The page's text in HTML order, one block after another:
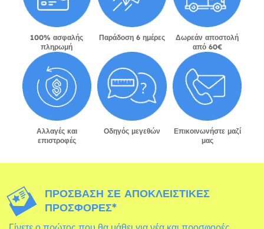
100% ασφαλής
πληρωμή
Παράδοση 6 ημέρες
Δωρεάν αποστολή
από 60€
Αλλαγές και
επιστροφές
Οδηγός μεγεθών
Επικοινωνήστε μαζί
μας
ΠΡΌΣΒΑΣΗ ΣΕ ΑΠΟΚΛΕΙΣΤΙΚΈΣ
ΠΡΟΣΦΟΡΈΣ*